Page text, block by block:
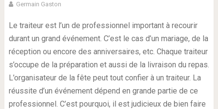
Germain Gaston
Le traiteur est l’un de professionnel important à recourir
durant un grand événement. C’est le cas d’un mariage, de la
réception ou encore des anniversaires, etc. Chaque traiteur
s’occupe de la préparation et aussi de la livraison du repas.
L’organisateur de la fête peut tout confier à un traiteur. La
réussite d’un événement dépend en grande partie de ce
professionnel. C’est pourquoi, il est judicieux de bien faire